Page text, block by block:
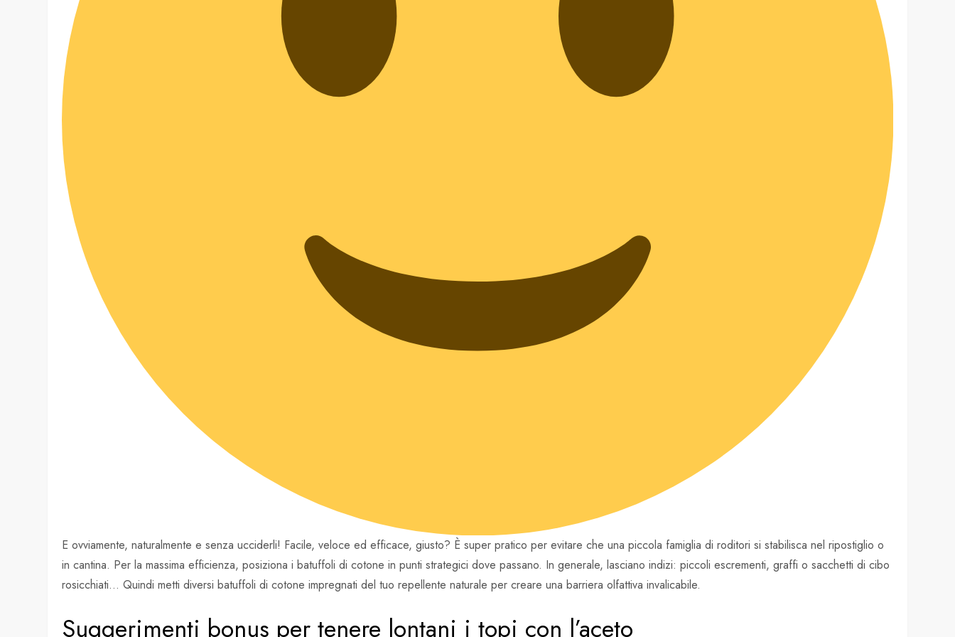
E ovviamente, naturalmente e senza ucciderli! Facile, veloce ed efficace, giusto? È super pratico per evitare che una piccola famiglia di roditori si stabilisca nel ripostiglio o
in cantina. Per la massima efficienza, posiziona i batuffoli di cotone in punti strategici dove passano. In generale, lasciano indizi: piccoli escrementi, graffi o sacchetti di cibo
rosicchiati… Quindi metti diversi batuffoli di cotone impregnati del tuo repellente naturale per creare una barriera olfattiva invalicabile.
Suggerimenti bonus per tenere lontani i topi con l’aceto